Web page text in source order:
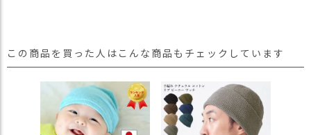
この商品を買った人はこんな商品もチェックしています